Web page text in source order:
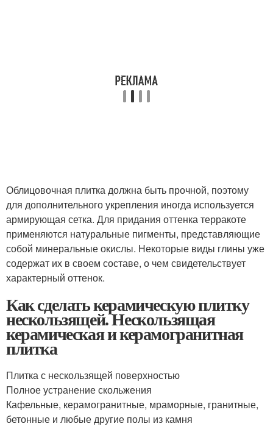
Облицовочная плитка должна быть прочной, поэтому
для дополнительного укрепления иногда используется
армирующая сетка. Для придания оттенка терракоте
применяются натуральные пигменты, представляющие
собой минеральные окислы. Некоторые виды глины уже
содержат их в своем составе, о чем свидетельствует
характерный оттенок.
Как сделать керамическую плитку
нескользящей. Нескользящая
керамическая и керамогранитная
плитка
Плитка с нескользящей поверхностью
Полное устранение скольжения
Кафельные, керамогранитные, мраморные, гранитные,
бетонные и любые другие полы из камня